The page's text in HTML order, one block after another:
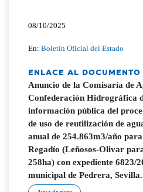
08/10/2025
En:Boletín Oficial del Estado
ENLACE AL
Anuncio de la Comisaría de
Confederación Hidrográfica
información pública del
de uso de reutilización de
anual de 254.863m3/año
Regadío (Leñosos-Olivar
258ha) con expediente 6823/
municipal de Pedrera, Sevilla.